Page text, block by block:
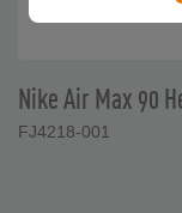
Nike Air Max 90
FJ4218-001